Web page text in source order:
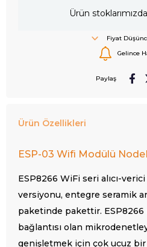
Ürün
Fiyat
Gelince
Paylaş
Ürün Özellikleri
ESP-03 Wifi Modülü
ESP8266 WiFi seri alıcı-
versiyonu, entegre seramik
paketinde pakettir.
bağlantısı olan
genişletmek için çok ucuz bir